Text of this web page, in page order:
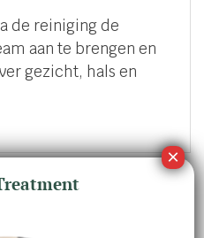
de reiniging de
aan te brengen en
gezicht, hals en